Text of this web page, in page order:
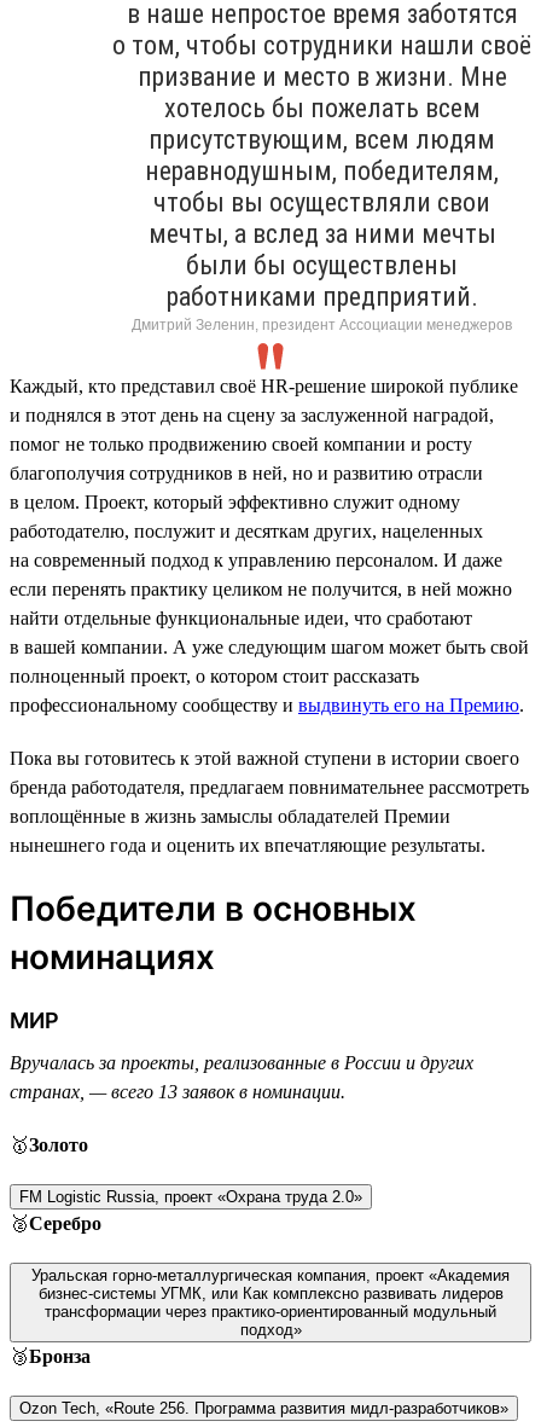
в наше непростое время заботятся
о том, чтобы сотрудники нашли своё
призвание и место в жизни. Мне
хотелось бы пожелать всем
присутствующим, всем людям
неравнодушным, победителям,
чтобы вы осуществляли свои
мечты, а вслед за ними мечты
были бы осуществлены
работниками предприятий.
Дмитрий Зеленин, президент Ассоциации менеджеров
Каждый, кто представил своё HR-решение широкой публике
и поднялся в этот день на сцену за заслуженной наградой,
помог не только продвижению своей компании и росту
благополучия сотрудников в ней, но и развитию отрасли
в целом. Проект, который эффективно служит одному
работодателю, послужит и десяткам других, нацеленных
на современный подход к управлению персоналом. И даже
если перенять практику целиком не получится, в ней можно
найти отдельные функциональные идеи, что сработают
в вашей компании. А уже следующим шагом может быть свой
полноценный проект, о котором стоит рассказать
профессиональному сообществу и выдвинуть его на Премию.
Пока вы готовитесь к этой важной ступени в истории своего
бренда работодателя, предлагаем повнимательнее рассмотреть
воплощённые в жизнь замыслы обладателей Премии
нынешнего года и оценить их впечатляющие результаты.
Победители в основных
номинациях
МИР
Вручалась за проекты, реализованные в России и других
странах, — всего 13 заявок в номинации.
🥇Золото
FM Logistic Russia, проект «Охрана труда 2.0»
🥈Серебро
Уральская горно-металлургическая компания, проект «Академия
бизнес-системы УГМК, или Как комплексно развивать лидеров
трансформации через практико-ориентированный модульный
подход»
🥉Бронза
Ozon Tech, «Route 256. Программа развития мидл-разработчиков»